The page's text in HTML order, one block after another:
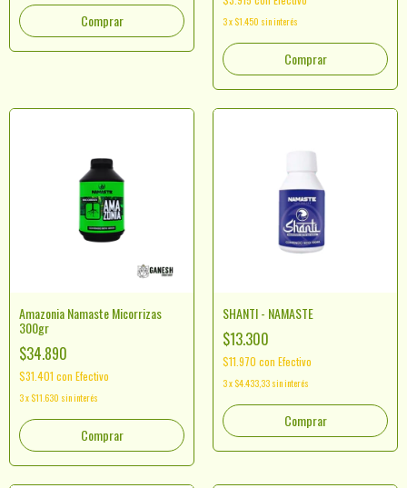
Comprar 3x $1.450 sin interés
Amazonia Namaste Micorrizas
300gr
$34.890
$31.401 con Efectivo
3x $11.630 sin interés
SHANTI - NAMASTE
$13.300
$11.970 con Efectivo
3x $4.433,33 sin interés
Comprar